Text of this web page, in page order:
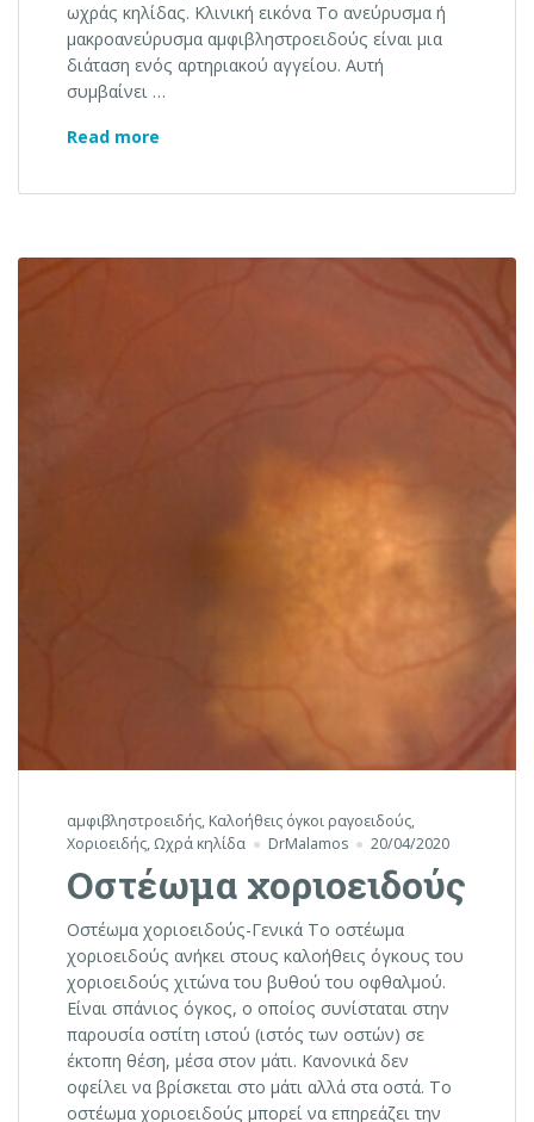
ωχράς κηλίδας. Κλινική εικόνα Το ανεύρυσμα ή
μακροανεύρυσμα αμφιβληστροειδούς είναι μια
διάταση ενός αρτηριακού αγγείου. Αυτή
συμβαίνει …
Read more
αμφιβληστροειδής, Καλοήθεις όγκοι ραγοειδούς,
Χοριοειδής,Ωχρά κηλίδα DrMalamos 20/04/2020
Οστέωμα χοριοειδούς
Οστέωμα χοριοειδούς-Γενικά Το οστέωμα
χοριοειδούς ανήκει στους καλοήθεις όγκους του
χοριοειδούς χιτώνα του βυθού του οφθαλμού.
Είναι σπάνιος όγκος, ο οποίος συνίσταται στην
παρουσία οστίτη ιστού (ιστός των οστών) σε
έκτοπη θέση, μέσα στον μάτι. Κανονικά δεν
οφείλει να βρίσκεται στο μάτι αλλά στα οστά. Το
οστέωμα χοριοειδούς μπορεί να επηρεάζει την